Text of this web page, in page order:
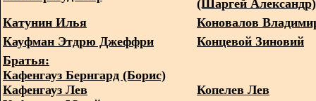
(Шаргей Александр)
Катунин Илья
Коновалов
Кауфман Этдрю Джеффри
Концевой Зиновий
Братья:
Кафенгауз Бернгард (Борис)
Кафенгауз Лев
Копелев Лев